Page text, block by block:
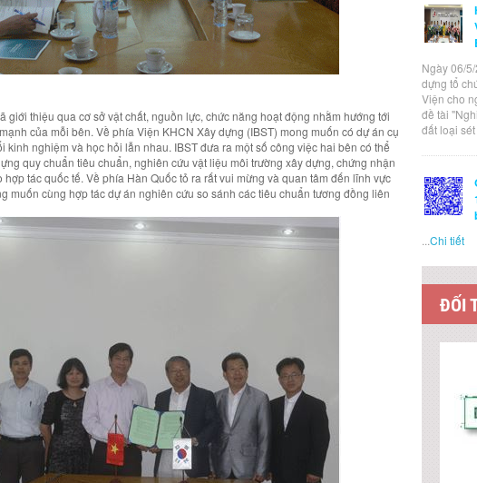
giới thiệu qua cơ sở vật chất, nguồn lực, chức năng hoạt động nhằm hướng tới
của mỗi bên. Về phía Viện KHCN Xây dựng (IBST) mong muốn có dự án cụ
kinh nghiệm và học hỏi lẫn nhau. IBST đưa ra một số công việc hai bên có thể
quy chuẩn tiêu chuẩn, nghiên cứu vật liệu môi trường xây dựng, chứng nhận
tác quốc tế. Về phía Hàn Quốc tỏ ra rất vui mừng và quan tâm đến lĩnh vực
muốn cùng hợp tác dự án nghiên cứu so sánh các tiêu chuẩn tương đồng liên
Ngày 06/
dựng tổ
Viện cho
đề tài
đất loại
...Chi tiết
ĐỐI